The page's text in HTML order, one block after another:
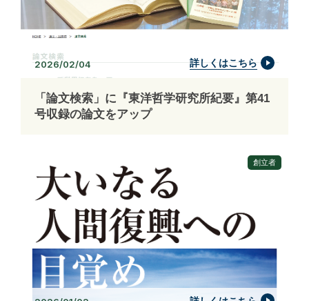
2026/02/04 詳しくはこちら
「論文検索」に『東洋哲学研究所紀要』第41
号収録の論文をアップ
創立者